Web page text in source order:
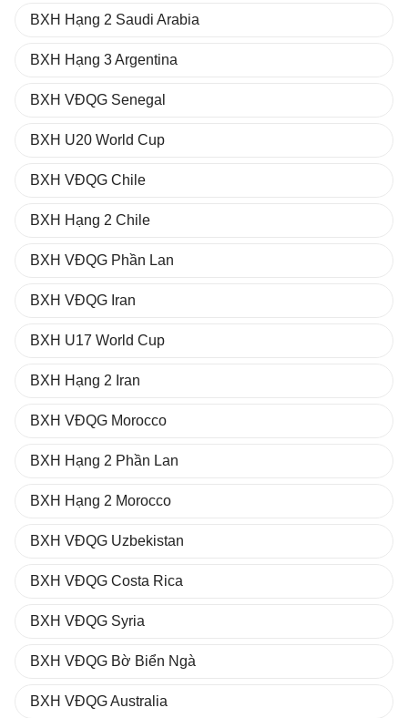
BXH Hạng 2 Saudi Arabia
BXH Hạng 3 Argentina
BXH VĐQG Senegal
BXH U20 World Cup
BXH VĐQG Chile
BXH Hạng 2 Chile
BXH VĐQG Phần Lan
BXH VĐQG Iran
BXH U17 World Cup
BXH Hạng 2 Iran
BXH VĐQG Morocco
BXH Hạng 2 Phần Lan
BXH Hạng 2 Morocco
BXH VĐQG Uzbekistan
BXH VĐQG Costa Rica
BXH VĐQG Syria
BXH VĐQG Bờ Biển Ngà
BXH VĐQG Australia